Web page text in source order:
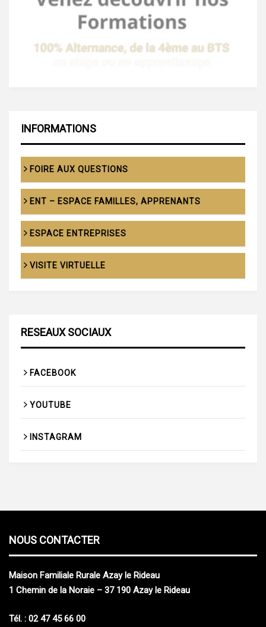
INFORMATIONS
FOIRE AUX QUESTIONS
ENT – ESPACE FAMILLES, APPRENANTS
ESPACE ENTREPRISES
VISITE VIRTUELLE
RESEAUX SOCIAUX
FACEBOOK
YOUTUBE
INSTAGRAM
NOUS CONTACTER
Maison Familiale Rurale Azay le Rideau
1 Chemin de la Noraie – 37 190 Azay le Rideau
Tél. : 02 47 45 66 00